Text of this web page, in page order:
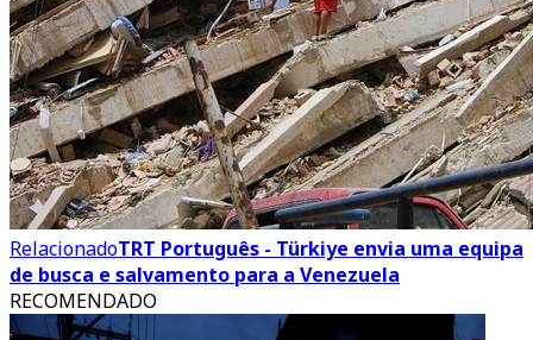
RelacionadoTRT Português - Türkiye envia uma equipa
de busca e salvamento para a Venezuela
RECOMENDADO